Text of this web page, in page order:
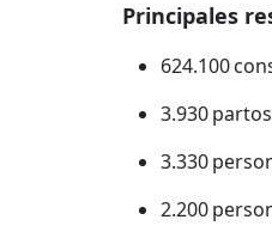
Principales
624.100
3.930
3.330
2.200